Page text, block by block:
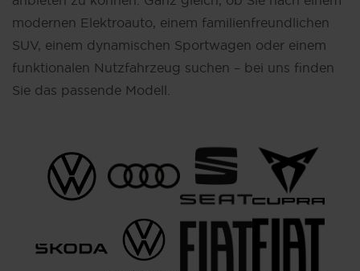
modernen Elektroauto, einem familienfreundlichen
SUV, einem dynamischen Sportwagen oder einem
funktionalen Nutzfahrzeug suchen – bei uns finden
Sie das passende Modell.